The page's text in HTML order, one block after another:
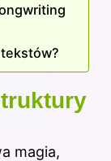
magia,